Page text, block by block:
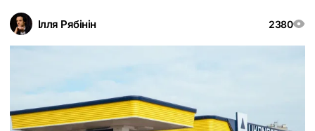
Ілля Рябінін 2380